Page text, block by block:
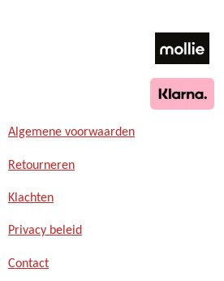
Algemene voorwaarden
Retourneren
Klachten
Privacy beleid
Contact